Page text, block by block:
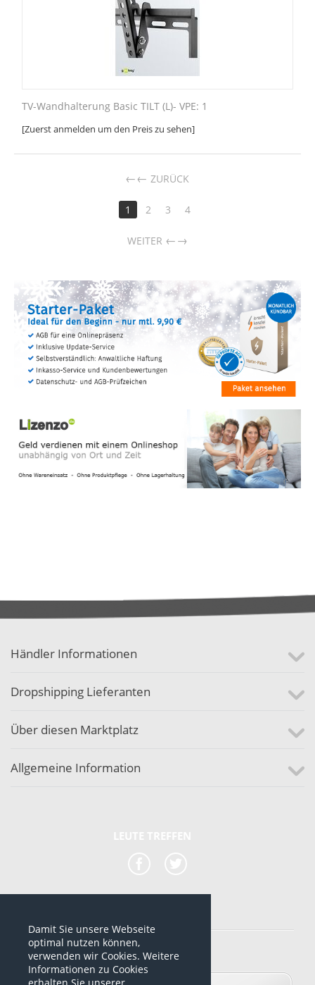
TV-Wandhalterung Basic TILT (L)- VPE: 1
[Zuerst anmelden um den Preis zu sehen]
← ZURÜCK
1 2 3 4
WEITER →
Händler Informationen
Dropshipping Lieferanten
Über diesen Marktplatz
Allgemeine Information
*alle Preise sind netto Preise
© 2012-2026 www.dropshipping-marktplatz.de
Damit Sie unsere Webseite
optimal nutzen können,
verwenden wir Cookies. Weitere
Informationen zu Cookies